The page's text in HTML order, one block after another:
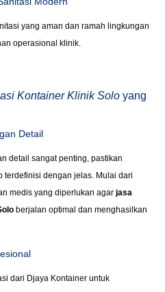
yang aman dan ramah lingkungan
operasional klinik.
Kontainer Klinik Solo yang
Detail
detail sangat penting, pastikan
terdefinisi dengan jelas. Mulai dari
medis yang diperlukan agar jasa
berjalan optimal dan menghasilkan
dari Djaya Kontainer untuk